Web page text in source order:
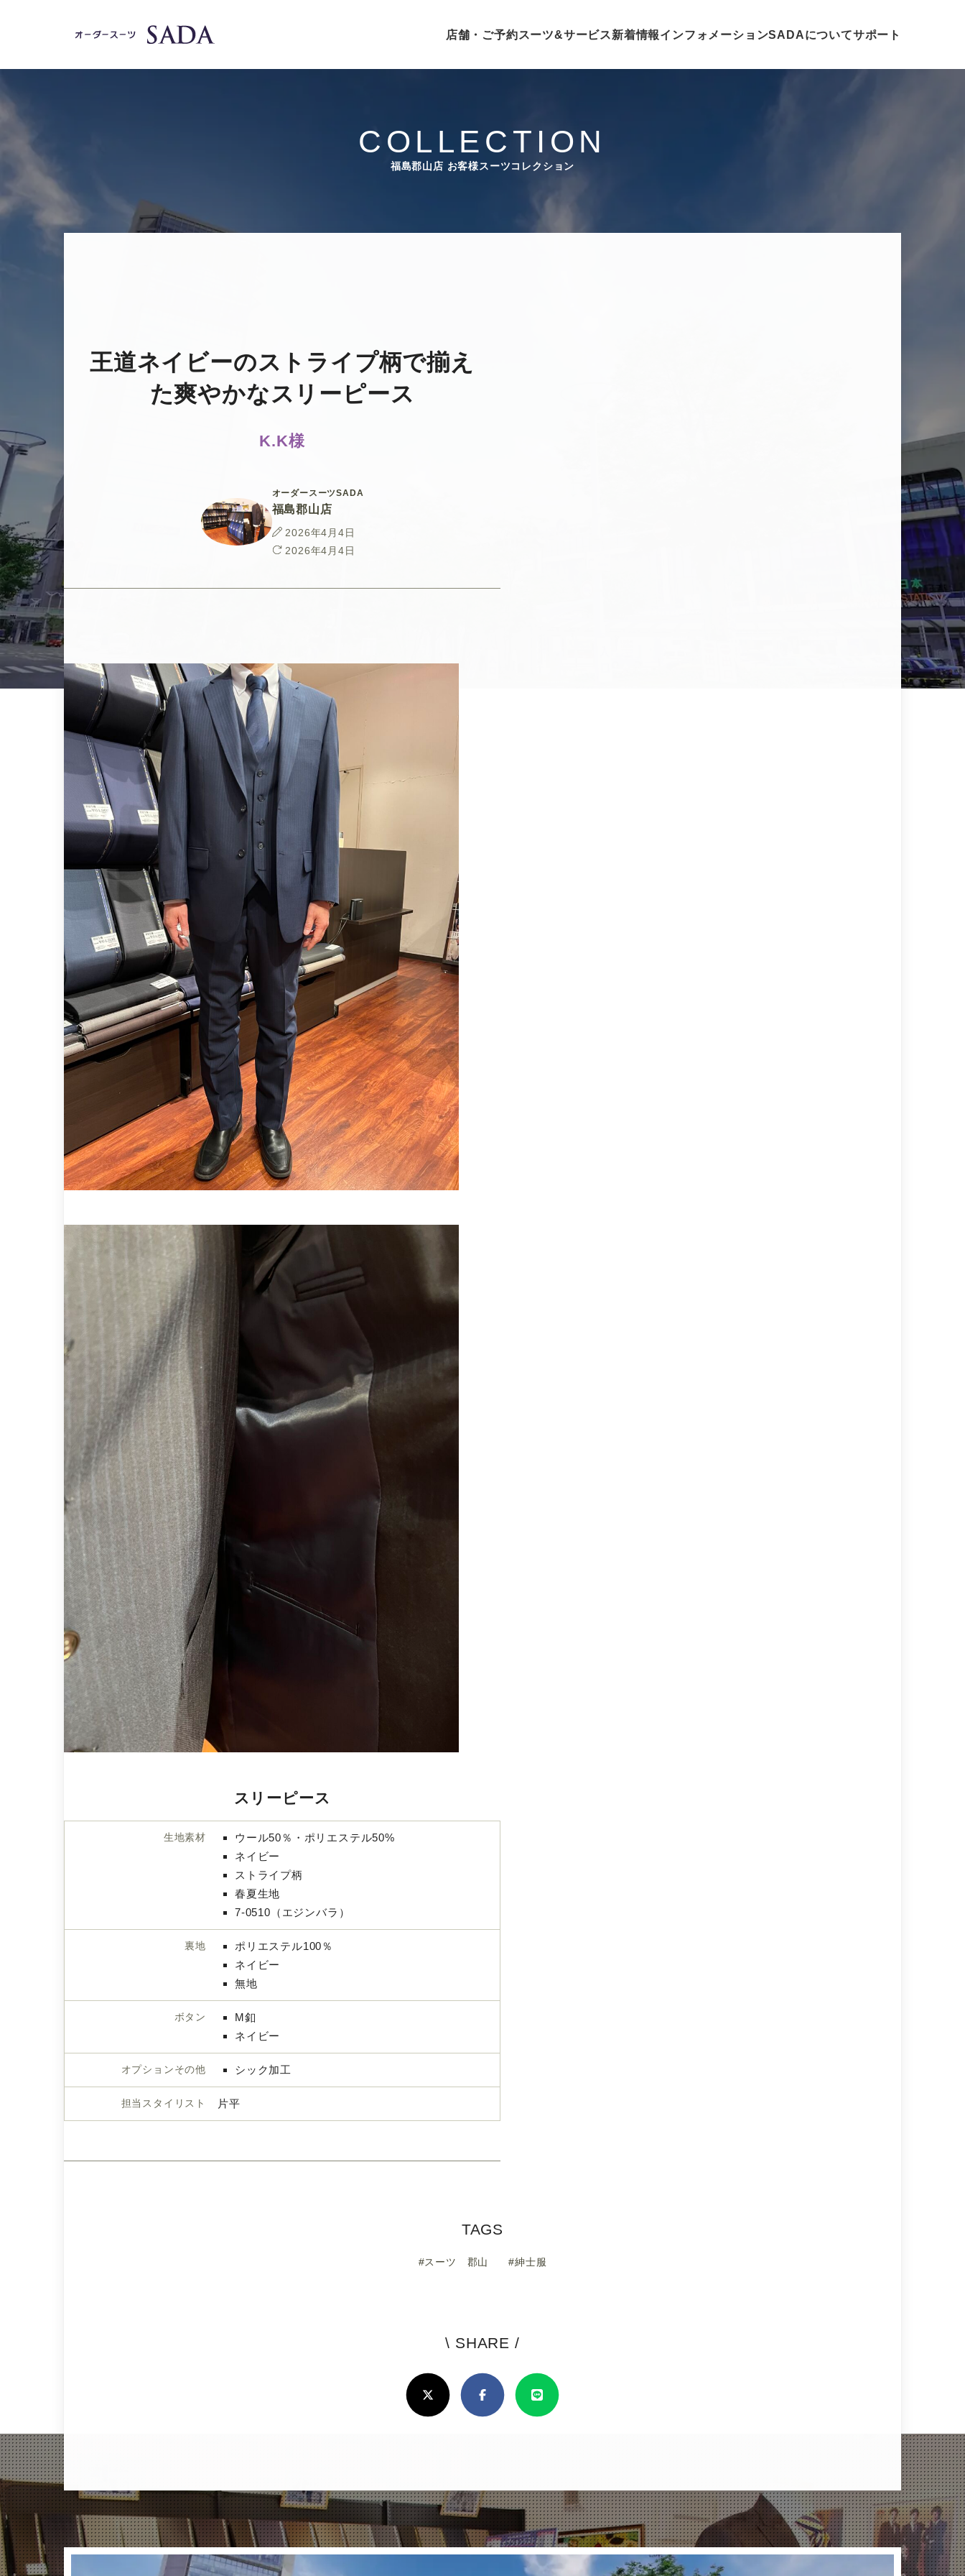
店舗・ご予約スーツ&サービス新着情報インフォメーションSADAについてサポート
COLLECTION
福島郡山店 お客様スーツコレクション
王道ネイビーのストライプ柄で揃え
た爽やかなスリーピース
K.K様
オーダースーツSADA
福島郡山店
投
稿
2026年4月4日
最
更
2026年4月4日
スリーピース
生地素材
ウール50％・ポリエステル50%
ネイビー
ストライプ柄
春夏生地
7-0510（エジンバラ）
裏地
ポリエステル100％
ネイビー
無地
ボタン
M釦
ネイビー
オプションその他 シック加工
担当スタイリスト 片平
TAGS
#スーツ 郡山 #紳士服
\ SHARE /
ろ
し
け
シ
ェ
ア
X(Twitter)FacebookLine